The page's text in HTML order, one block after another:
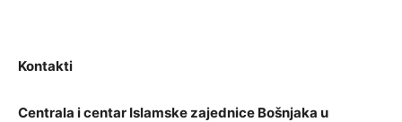
Kontakti
Centrala i centar Islamske zajednice Bošnjaka u